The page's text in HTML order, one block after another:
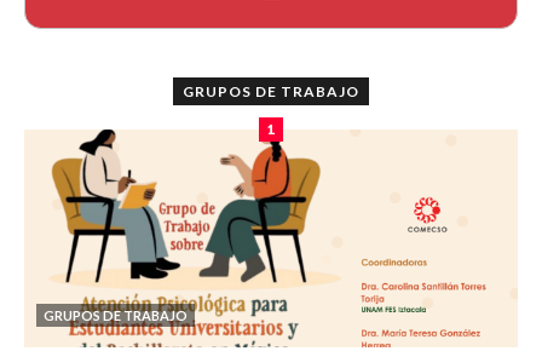
GRUPOS DE TRABAJO
1
GRUPOS DE TRABAJO